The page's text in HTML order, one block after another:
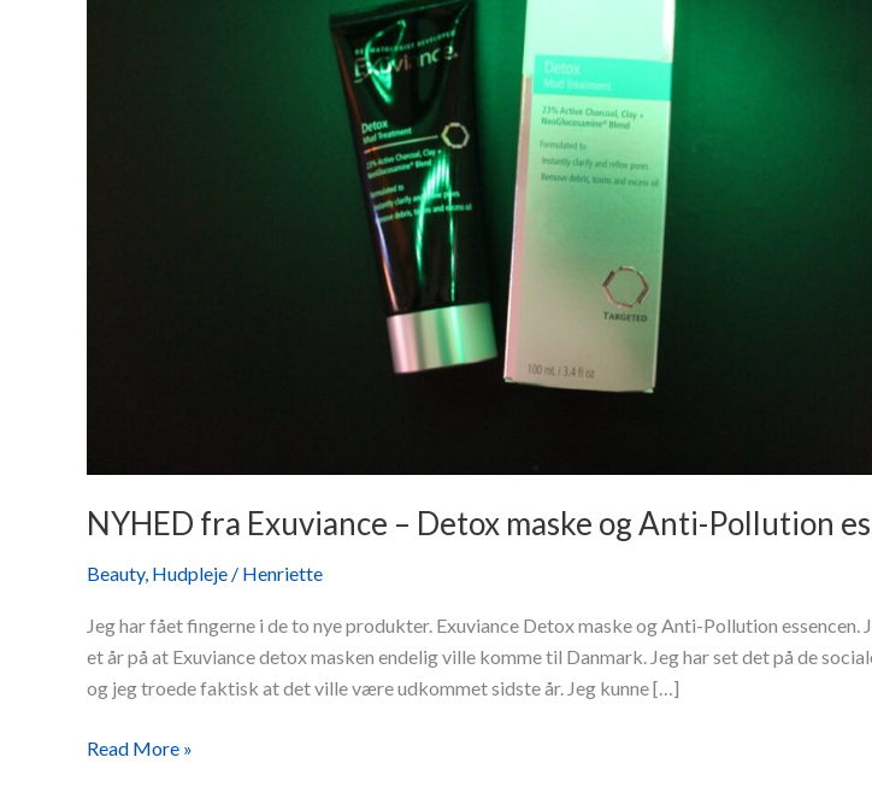
NYHED fra Exuviance – Detox maske og Anti-Pollution
Beauty, Hudpleje / Henriette
Jeg har fået fingerne i de to nye produkter. Exuviance Detox maske og Anti-Pollution essencen.
et år på at Exuviance detox masken endelig ville komme til Danmark. Jeg har set det på de
og jeg troede faktisk at det ville være udkommet sidste år. Jeg kunne […]
Read More »